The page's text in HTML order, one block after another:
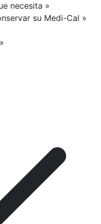
necesita »
su Medi-Cal »